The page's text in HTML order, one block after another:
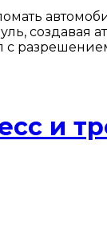
создавая
с
и